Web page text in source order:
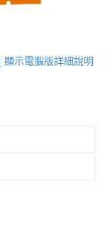
顯示電腦版詳細說明